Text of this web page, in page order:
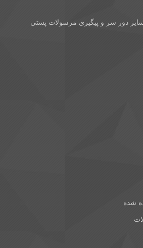
دور سر و پیگیری مرسولات پستی
شده